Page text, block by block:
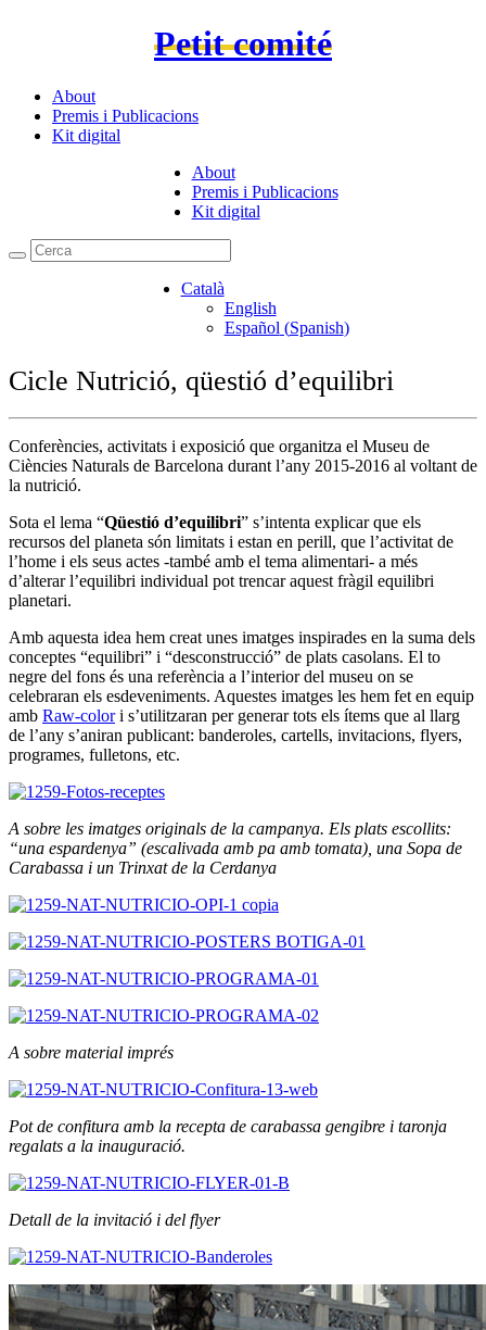
Petit comité
About
Premis i Publicacions
Kit digital
About
Premis i Publicacions
Kit digital
Català
English
Español(Spanish)
Cicle Nutrició, qüestió d’equilibri
Conferències, activitats i exposició que organitza el Museu de
Ciències Naturals de Barcelona durant l’any 2015-2016 al voltant de
la nutrició.
Sota el lema “Qüestió d’equilibri” s’intenta explicar que els
recursos del planeta són limitats i estan en perill, que l’activitat de
l’home i els seus actes -també amb el tema alimentari- a més
d’alterar l’equilibri individual pot trencar aquest fràgil equilibri
planetari.
Amb aquesta idea hem creat unes imatges inspirades en la suma dels
conceptes “equilibri” i “desconstrucció” de plats casolans. El to
negre del fons és una referència a l’interior del museu on se
celebraran els esdeveniments. Aquestes imatges les hem fet en equip
amb Raw-colori s’utilitzaran per generar tots els ítems que al llarg
de l’any s’aniran publicant: banderoles, cartells, invitacions, flyers,
programes, fulletons, etc.
A sobre les imatges originals de la campanya. Els plats escollits:
“una espardenya” (escalivada amb pa amb tomata), una Sopa de
Carabassa i un Trinxat de la Cerdanya
A sobre material imprés
Pot de confitura amb la recepta de carabassa gengibre i taronja
regalats a la inauguració.
Detall de la invitació i del flyer